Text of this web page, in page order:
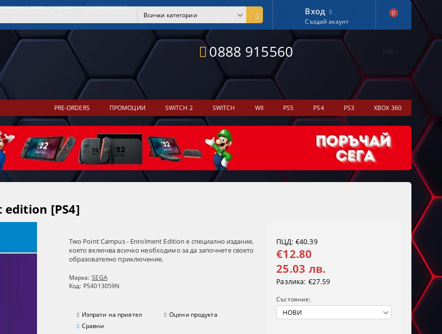
доставка | Страхотни ПРОМОЦИИ !!!
0888 915560 EUR
Вход
Създай акаунт
0
PRE-ORDERS ПРОМОЦИИ SWITCH 2 SWITCH WII PS5 PS4 PS3 XBOX 360
[PS4]
Two Point Campus - Enrolment Edition е специално издание,
което включва всичко необходимо за да започнете своето
образователно приключение.
Марка: SEGA
Код: PS4013059N
Изпрати на приятел
Оцени продукта
Сравни
ПЦД: €40.39
€12.80
25.03 лв.
Разлика: €27.59
Състояние: